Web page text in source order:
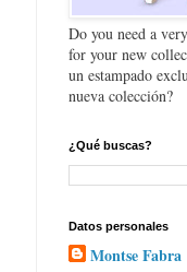
Do you need a
for your new
un estampado
nueva colección?
¿Qué buscas?
Datos personales
Montse Fabra